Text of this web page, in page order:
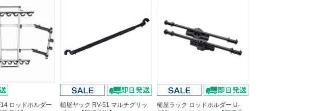
ロッドホルダー
槌屋ヤック RV-51 マルチグリッ
槌屋ラック ロッドホルダー U-